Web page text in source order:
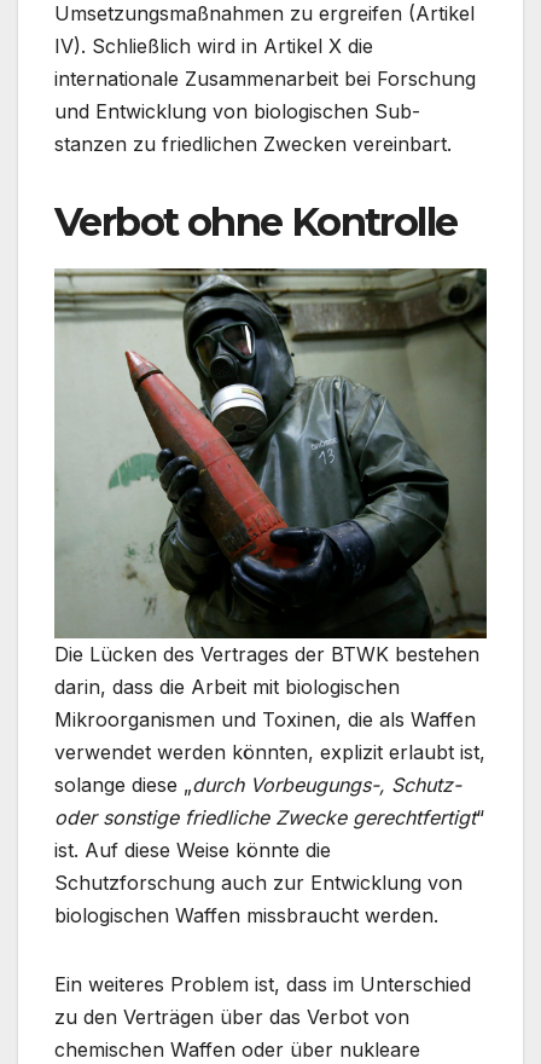
Umsetzungsmaßnahmen zu ergreifen (Artikel
IV). Schließlich wird in Artikel X die
internationale Zusammenarbeit bei Forschung
und Entwicklung von biologischen Sub-
stanzen zu friedlichen Zwecken vereinbart.
Verbot ohne Kontrolle
Die Lücken des Vertrages der BTWK bestehen
darin, dass die Arbeit mit biologischen
Mikroorganismen und Toxinen, die als Waffen
verwendet werden könnten, explizit erlaubt ist,
solange diese „durch Vorbeugungs-, Schutz-
oder sonstige friedliche Zwecke gerechtfertigt“
ist. Auf diese Weise könnte die
Schutzforschung auch zur Entwicklung von
biologischen Waffen missbraucht werden.
Ein weiteres Problem ist, dass im Unterschied
zu den Verträgen über das Verbot von
chemischen Waffen oder über nukleare